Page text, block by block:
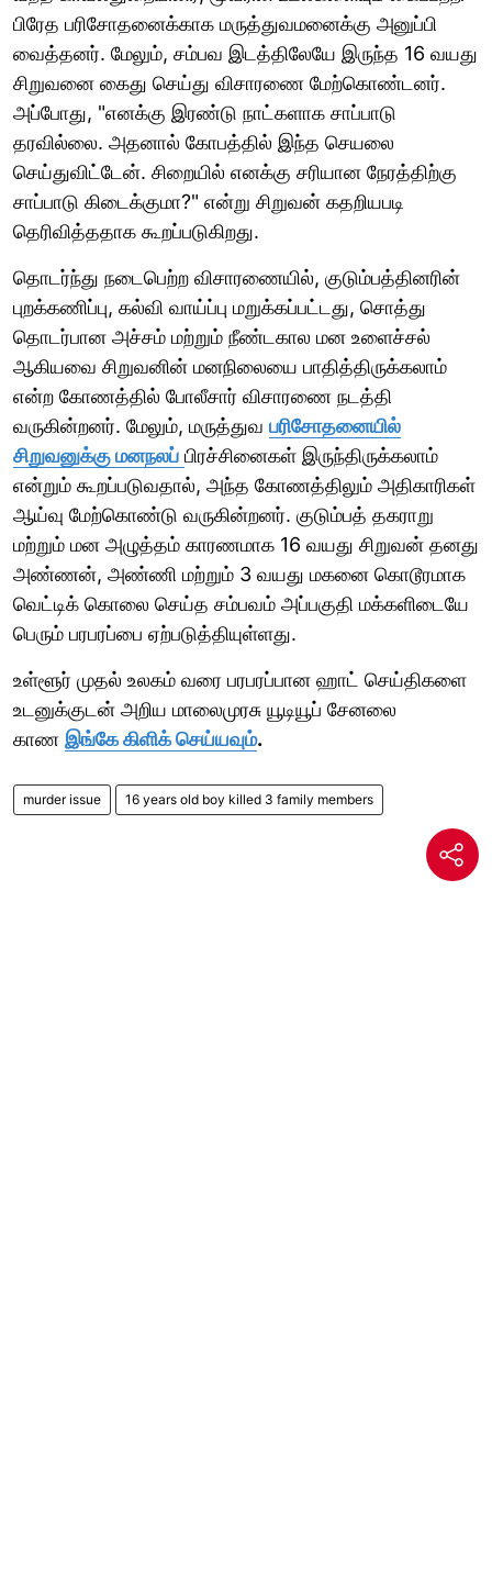
பிரேத பரிசோதனைக்காக மருத்துவமனைக்கு அனுப்பி
வைத்தனர். மேலும், சம்பவ இடத்திலேயே இருந்த 16 வயது
சிறுவனை கைது செய்து விசாரணை மேற்கொண்டனர்.
அப்போது, "எனக்கு இரண்டு நாட்களாக சாப்பாடு
தரவில்லை. அதனால் கோபத்தில் இந்த செயலை
செய்துவிட்டேன். சிறையில் எனக்கு சரியான நேரத்திற்கு
சாப்பாடு கிடைக்குமா?" என்று சிறுவன் கதறியபடி
தெரிவித்ததாக கூறப்படுகிறது.
தொடர்ந்து நடைபெற்ற விசாரணையில், குடும்பத்தினரின்
புறக்கணிப்பு, கல்வி வாய்ப்பு மறுக்கப்பட்டது, சொத்து
தொடர்பான அச்சம் மற்றும் நீண்டகால மன உளைச்சல்
ஆகியவை சிறுவனின் மனநிலையை பாதித்திருக்கலாம்
என்ற கோணத்தில் போலீசார் விசாரணை நடத்தி
வருகின்றனர். மேலும், மருத்துவ பரிசோதனையில்
சிறுவனுக்கு மனநலப் பிரச்சினைகள் இருந்திருக்கலாம்
என்றும் கூறப்படுவதால், அந்த கோணத்திலும் அதிகாரிகள்
ஆய்வு மேற்கொண்டு வருகின்றனர். குடும்பத் தகராறு
மற்றும் மன அழுத்தம் காரணமாக 16 வயது சிறுவன் தனது
அண்ணன், அண்ணி மற்றும் 3 வயது மகனை கொடூரமாக
வெட்டிக் கொலை செய்த சம்பவம் அப்பகுதி மக்களிடையே
பெரும் பரபரப்பை ஏற்படுத்தியுள்ளது.
உள்ளூர் முதல் உலகம் வரை பரபரப்பான ஹாட் செய்திகளை
உடனுக்குடன் அறிய மாலைமுரசு யூடியூப் சேனலை
காண இங்கே கிளிக் செய்யவும்.
murder issue 16 years old boy killed 3 family members